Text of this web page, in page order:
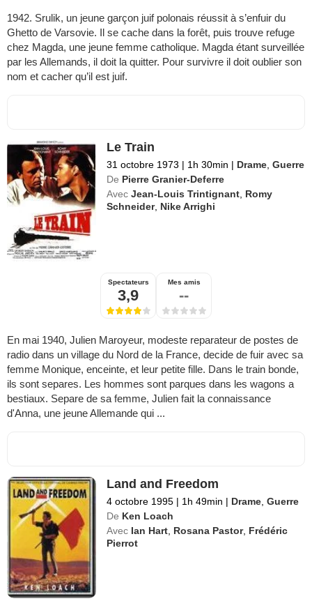
1942. Srulik, un jeune garçon juif polonais réussit à s’enfuir du
Ghetto de Varsovie. Il se cache dans la forêt, puis trouve refuge
chez Magda, une jeune femme catholique. Magda étant surveillée
par les Allemands, il doit la quitter. Pour survivre il doit oublier son
nom et cacher qu’il est juif.
Le Train
31 octobre 1973 | 1h 30min | Drame,Guerre
De Pierre Granier-Deferre
Avec Jean-Louis Trintignant, Romy
Schneider, Nike Arrighi
Spectateurs
3,9
Mes amis
--
En mai 1940, Julien Maroyeur, modeste reparateur de postes de
radio dans un village du Nord de la France, decide de fuir avec sa
femme Monique, enceinte, et leur petite fille. Dans le train bonde,
ils sont separes. Les hommes sont parques dans les wagons a
bestiaux. Separe de sa femme, Julien fait la connaissance
d'Anna, une jeune Allemande qui ...
Land and Freedom
4 octobre 1995 | 1h 49min | Drame,Guerre
De Ken Loach
Avec Ian Hart, Rosana Pastor, Frédéric
Pierrot